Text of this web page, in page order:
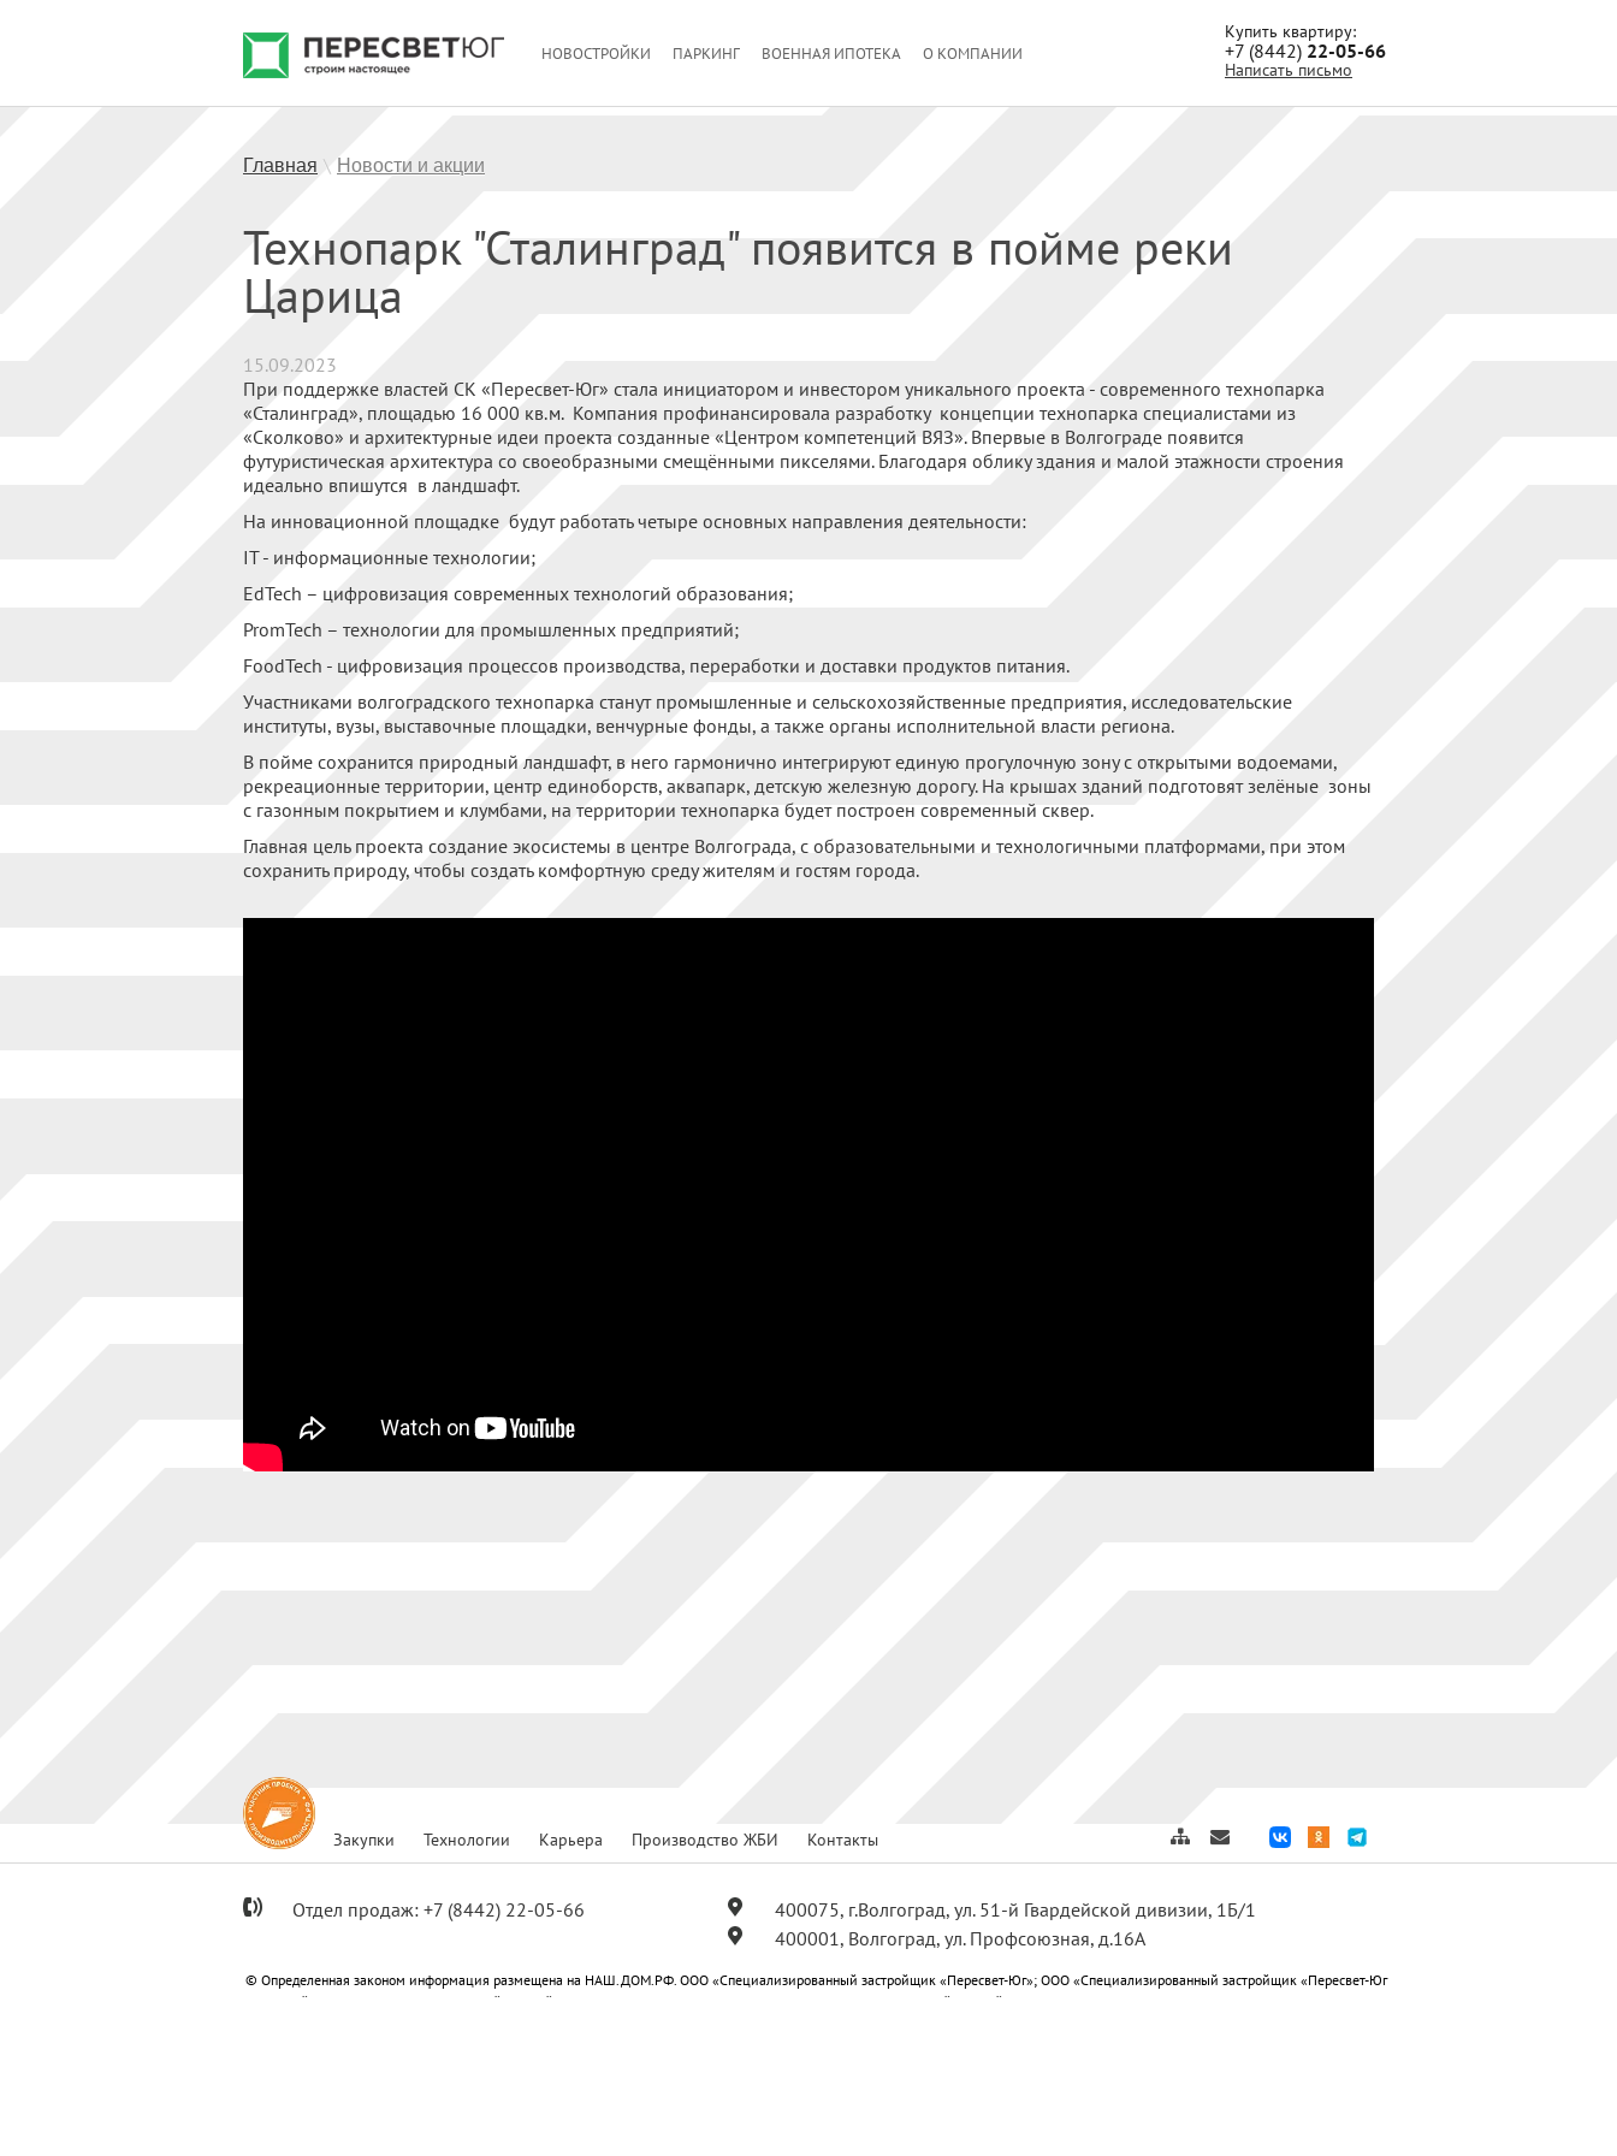
НОВОСТРОЙКИ ПАРКИНГ ВОЕННАЯ ИПОТЕКА О КОМПАНИИ
Купить квартиру:
+7 (8442) 22-05-66
Написать письмо
Главная \ Новости и акции
Технопарк "Сталинград" появится в пойме реки
Царица
15.09.2023
При поддержке властей СК «Пересвет-Юг» стала инициатором и инвестором уникального проекта - современного технопарка
«Сталинград», площадью 16 000 кв.м. Компания профинансировала разработку концепции технопарка специалистами из
«Сколково» и архитектурные идеи проекта созданные «Центром компетенций ВЯЗ». Впервые в Волгограде появится
футуристическая архитектура со своеобразными смещёнными пикселями. Благодаря облику здания и малой этажности строения
идеально впишутся в ландшафт.
На инновационной площадке будут работать четыре основных направления деятельности:
IT - информационные технологии;
EdTech – цифровизация современных технологий образования;
PromTech – технологии для промышленных предприятий;
FoodTech - цифровизация процессов производства, переработки и доставки продуктов питания.
Участниками волгоградского технопарка станут промышленные и сельскохозяйственные предприятия, исследовательские
институты, вузы, выставочные площадки, венчурные фонды, а также органы исполнительной власти региона.
В пойме сохранится природный ландшафт, в него гармонично интегрируют единую прогулочную зону с открытыми водоемами,
рекреационные территории, центр единоборств, аквапарк, детскую железную дорогу. На крышах зданий подготовят зелёные зоны
с газонным покрытием и клумбами, на территории технопарка будет построен современный сквер.
Главная цель проекта создание экосистемы в центре Волгограда, с образовательными и технологичными платформами, при этом
сохранить природу, чтобы создать комфортную среду жителям и гостям города.
Закупки Технологии Карьера Производство ЖБИ Контакты
Отдел продаж: +7 (8442) 22-05-66
400075, г.Волгоград, ул. 51-й Гвардейской дивизии, 1Б/1
400001, Волгоград, ул. Профсоюзная, д.16А
© Определенная законом информация размещена на НАШ.ДОМ.РФ. ООО «Специализированный застройщик «Пересвет-Юг»; ООО «Специализированный застройщик «Пересвет-Юг
Метизный»; ООО «Специализированный застройщик «Пересвет-Юг Профсоюзная»; ООО «Специализированный застройщик «Пересвет-Юг Краснослободск»; ООО